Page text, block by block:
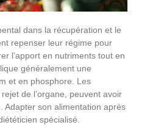
dans la récupération et le
repenser leur régime pour
l’apport en nutriments tout en
généralement une
et en phosphore. Les
de l’organe, peuvent avoir
Adapter son alimentation après
spécialisé.